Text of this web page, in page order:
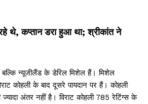
थे, कप्तान डरा हुआ था; श्रीकांत ने
बल्कि न्यूजीलैंड के डेरिल मिशेल हैं। मिशेल
कोहली के बाद दूसरे पायदान पर हैं। कोहली
अंतर नहीं है। विराट कोहली 785 रेटिंग्स के